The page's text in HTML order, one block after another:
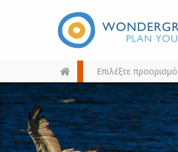
Επιλέξτε προορισμό